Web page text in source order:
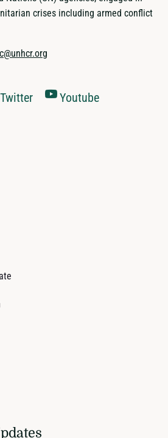
crises including armed conflict
Youtube